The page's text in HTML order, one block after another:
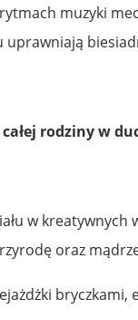
muzyki
uprawniają
rodziny w
w
oraz